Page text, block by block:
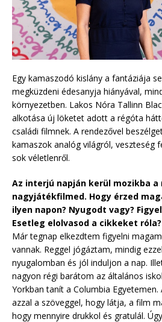
Egy kamaszodó kislány a fantáziája
megküzdeni édesanyja hiányával,
környezetben. Lakos Nóra Tallinn
alkotása új löketet adott a régóta
családi filmnek. A rendezővel
kamaszok analóg világról, veszteség
sok véletlenről.
Az interjú napján kerül mozikba a
nagyjátékfilmed. Hogy érzed
ilyen napon? Nyugodt vagy?
Esetleg elolvasod a cikkeket róla?
Már tegnap elkezdtem figyelni
vannak. Reggel jógáztam, mindig
nyugalomban és jól induljon a nap.
nagyon régi barátom az általános
Yorkban tanít a Columbia
azzal a szöveggel, hogy látja, a film
hogy mennyire drukkol és gratulál.